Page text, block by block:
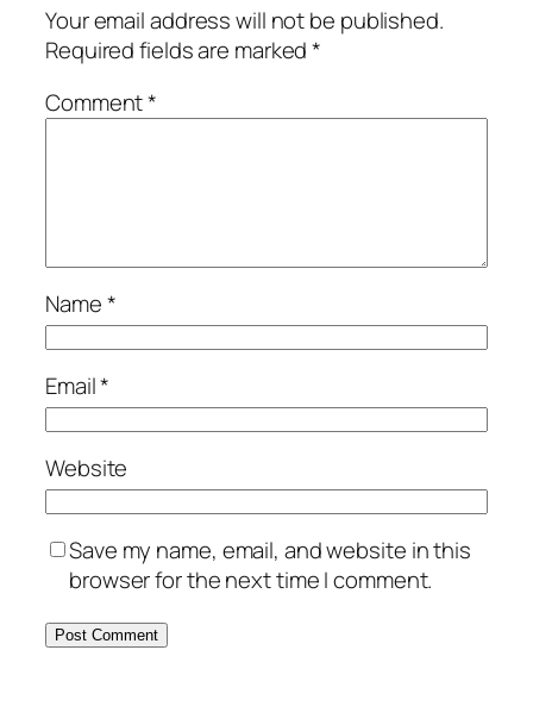
Your email address will not be published.
Required fields are marked*
Comment*
Name*
Email*
Website
Save my name, email, and website in this
browser for the next time I comment.